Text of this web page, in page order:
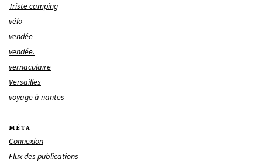
Triste camping
vélo
vendée
vendée.
vernaculaire
Versailles
voyage à nantes
MÉTA
Connexion
Flux des publications